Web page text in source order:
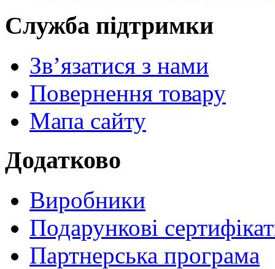
Служба підтримки
Зв’язатися з нами
Повернення товару
Мапа сайту
Додатково
Виробники
Подарункові
Партнерська програма